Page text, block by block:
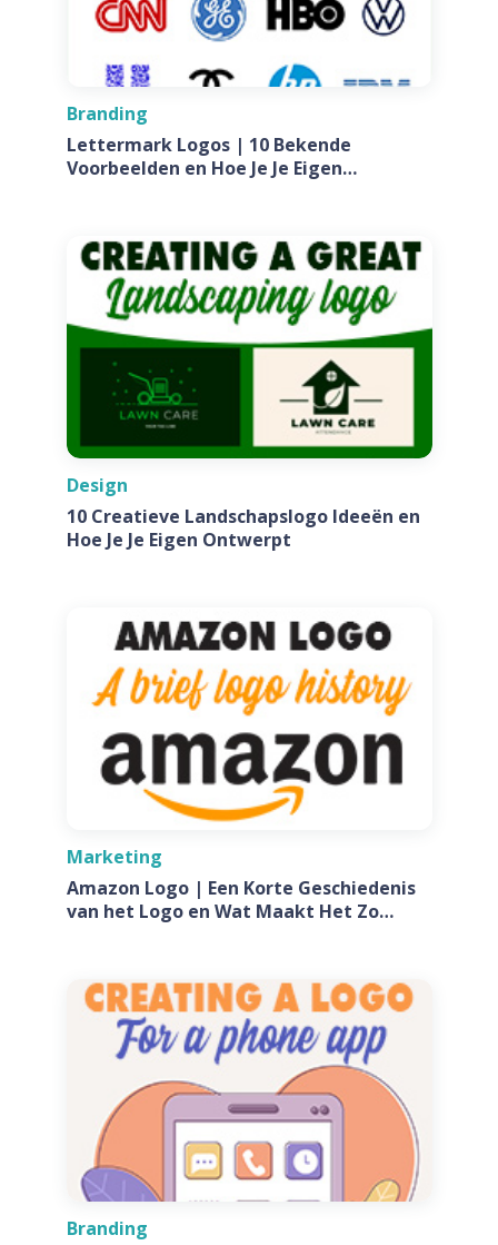
Branding
Lettermark Logos | 10 Bekende
Voorbeelden en Hoe Je Je Eigen
Design
10 Creatieve Landschapslogo Ideeën en
Hoe Je Je Eigen Ontwerpt
Marketing
Amazon Logo | Een Korte Geschiedenis
van het Logo en Wat Maakt Het Zo
Branding